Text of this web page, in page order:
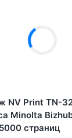
NV Print TN-
Minolta
страниц